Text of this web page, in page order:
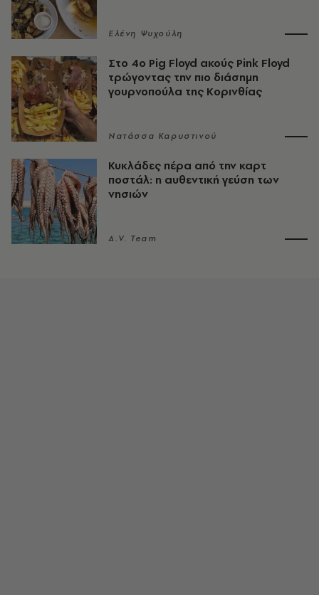
Ελένη Ψυχούλη
Στο 4ο Pig Floyd ακούς Pink Floyd
τρώγοντας την πιο διάσημη
γουρνοπούλα της Κορινθίας
Νατάσσα Καρυστινού
Κυκλάδες πέρα από την καρτ
ποστάλ: η αυθεντική γεύση των
νησιών
A.V. Team